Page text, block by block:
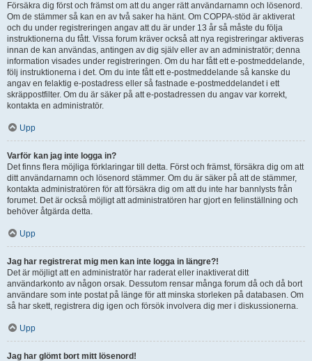
Försäkra dig först och främst om att du anger rätt användarnamn och lösenord.
Om de stämmer så kan en av två saker ha hänt. Om COPPA-stöd är aktiverat
och du under registreringen angav att du är under 13 år så måste du följa
instruktionerna du fått. Vissa forum kräver också att nya registreringar aktiveras
innan de kan användas, antingen av dig själv eller av an administratör; denna
information visades under registreringen. Om du har fått ett e-postmeddelande,
följ instruktionerna i det. Om du inte fått ett e-postmeddelande så kanske du
angav en felaktig e-postadress eller så fastnade e-postmeddelandet i ett
skräppostfilter. Om du är säker på att e-postadressen du angav var korrekt,
kontakta en administratör.
Upp
Varför kan jag inte logga in?
Det finns flera möjliga förklaringar till detta. Först och främst, försäkra dig om att
ditt användarnamn och lösenord stämmer. Om du är säker på att de stämmer,
kontakta administratören för att försäkra dig om att du inte har bannlysts från
forumet. Det är också möjligt att administratören har gjort en felinställning och
behöver åtgärda detta.
Upp
Jag har registrerat mig men kan inte logga in längre?!
Det är möjligt att en administratör har raderat eller inaktiverat ditt
användarkonto av någon orsak. Dessutom rensar många forum då och då bort
användare som inte postat på länge för att minska storleken på databasen. Om
så har skett, registrera dig igen och försök involvera dig mer i diskussionerna.
Upp
Jag har glömt bort mitt lösenord!